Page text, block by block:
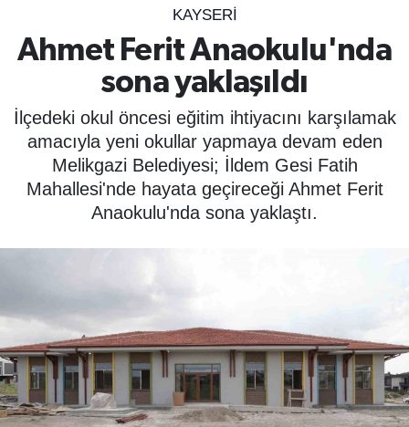
KAYSERI
Ahmet Ferit Anaokulu'nda
sona yaklaşıldı
İlçedeki okul öncesi eğitim ihtiyacını karşılamak
amacıyla yeni okullar yapmaya devam eden
Melikgazi Belediyesi; İldem Gesi Fatih
Mahallesi'nde hayata geçireceği Ahmet Ferit
Anaokulu'nda sona yaklaştı.
ÇEVRE
YAŞAM
BİLİM - TEKNOLOJİ
KADIN
MAGAZİN